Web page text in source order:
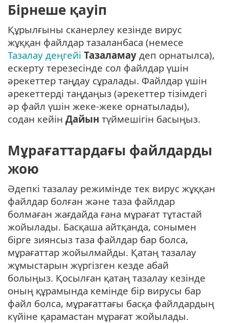
Бірнеше қауіп
Құрылғыны сканерлеу кезінде вирус
жұққан файлдар тазаланбаса (немесе
Тазалау деңгейі Тазаламау деп орнатылса),
ескерту терезесінде сол файлдар үшін
әрекеттер таңдау сұралады. Файлдар үшін
әрекеттерді таңдаңыз (әрекеттер тізімдегі
әр файл үшін жеке-жеке орнатылады),
содан кейін Дайын түймешігін басыңыз.
Мұрағаттардағы файлдарды
жою
Әдепкі тазалау режимінде тек вирус жұққан
файлдар болған және таза файлдар
болмаған жағдайда ғана мұрағат тұтастай
жойылады. Басқаша айтқанда, сонымен
бірге зиянсыз таза файлдар бар болса,
мұрағаттар жойылмайды. Қатаң тазалау
жұмыстарын жүргізген кезде абай
болыңыз. Қосылған қатаң тазалау кезінде
оның құрамында кемінде бір вирусы бар
файл болса, мұрағаттағы басқа файлдардың
күйіне қарамастан мұрағат жойылады.